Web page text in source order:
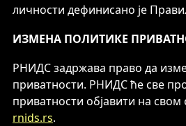
личности дефинисано је
ИЗМЕНА ПОЛИТИКЕ
РНИДС задржава право да
приватности. РНИДС ће све
приватности објавити на свом
rnids.rs.